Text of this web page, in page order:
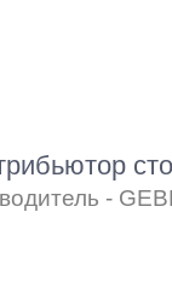
-